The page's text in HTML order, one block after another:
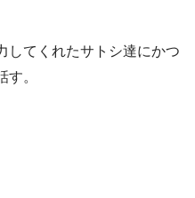
してくれたサトシ達にかつ
。